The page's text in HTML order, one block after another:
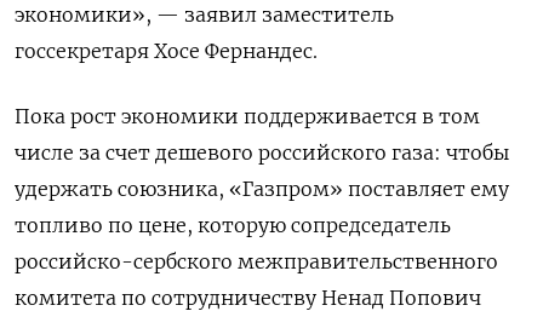
экономики», — заявил заместитель
госсекретаря Хосе Фернандес.
Пока рост экономики поддерживается в том
числе за счет дешевого российского газа: чтобы
удержать союзника, «Газпром» поставляет ему
топливо по цене, которую сопредседатель
российско-сербского межправительственного
комитета по сотрудничеству Ненад Попович